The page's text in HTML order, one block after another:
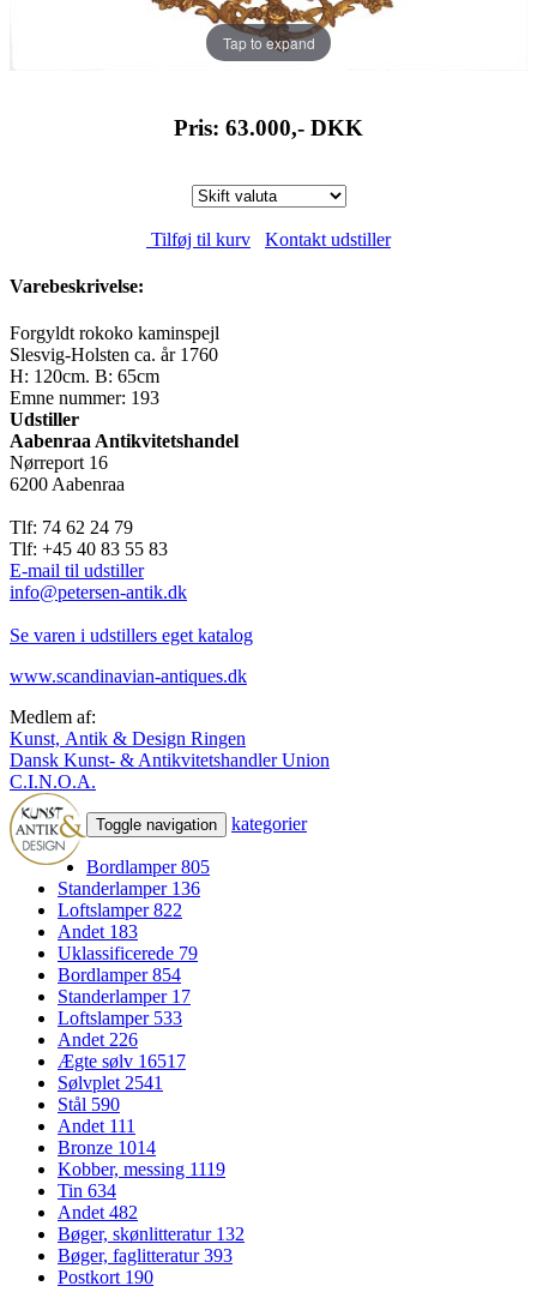
Tap to expand
Pris: 63.000,- DKK
Tilføj til kurv Kontakt udstiller
Varebeskrivelse:
Forgyldt rokoko kaminspejl
Slesvig-Holsten ca. år 1760
H: 120cm. B: 65cm
Emne nummer: 193
Udstiller
Aabenraa Antikvitetshandel
Nørreport 16
6200 Aabenraa
Tlf: 74 62 24 79
Tlf: +45 40 83 55 83
E-mail til udstiller
info@petersen-antik.dk
Se varen i udstillers eget katalog
www.scandinavian-antiques.dk
Medlem af:
Kunst, Antik & Design Ringen
Dansk Kunst- & Antikvitetshandler Union
C.I.N.O.A.
Toggle navigation kategorier
Bordlamper805
Standerlamper 136
Loftslamper822
Andet 183
Uklassificerede 79
Bordlamper854
Standerlamper 17
Loftslamper 533
Andet226
Ægte sølv 16517
Sølvplet2541
Stål 590
Andet 111
Bronze 1014
Kobber, messing 1119
Tin 634
Andet482
Bøger, skønlitteratur 132
Bøger, faglitteratur393
Postkort 190